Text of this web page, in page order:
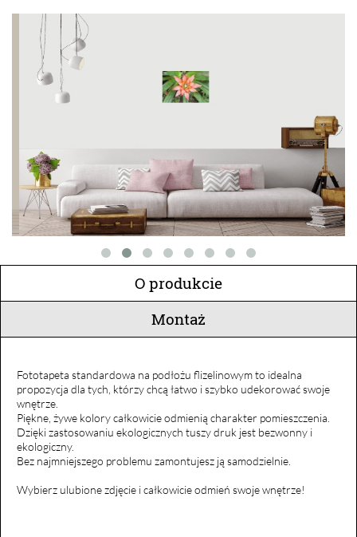
O produkcie
Montaż
Fototapeta standardowa na podłożu flizelinowym to idealna
propozycja dla tych, którzy chcą łatwo i szybko udekorować swoje
wnętrze.
Piękne, żywe kolory całkowicie odmienią charakter pomieszczenia.
Dzięki zastosowaniu ekologicznych tuszy druk jest bezwonny i
ekologiczny.
Bez najmniejszego problemu zamontujesz ją samodzielnie.
Wybierz ulubione zdjęcie i całkowicie odmień swoje wnętrze!